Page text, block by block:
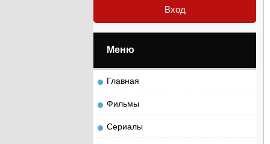
Вход
Меню
Главная
Фильмы
Сериалы